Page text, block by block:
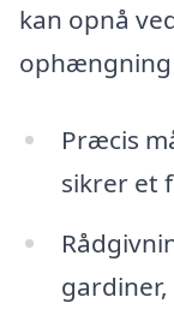
kan opnå
Præcis
sikrer et